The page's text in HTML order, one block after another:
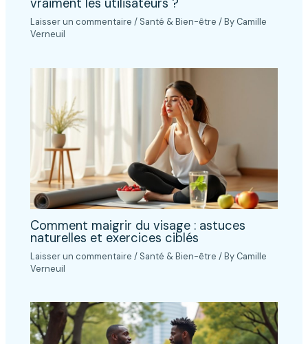
vraiment les utilisateurs ?
Laisser un commentaire / Santé & Bien-être / By Camille
Verneuil
Comment maigrir du visage : astuces
naturelles et exercices ciblés
Laisser un commentaire / Santé & Bien-être / By Camille
Verneuil